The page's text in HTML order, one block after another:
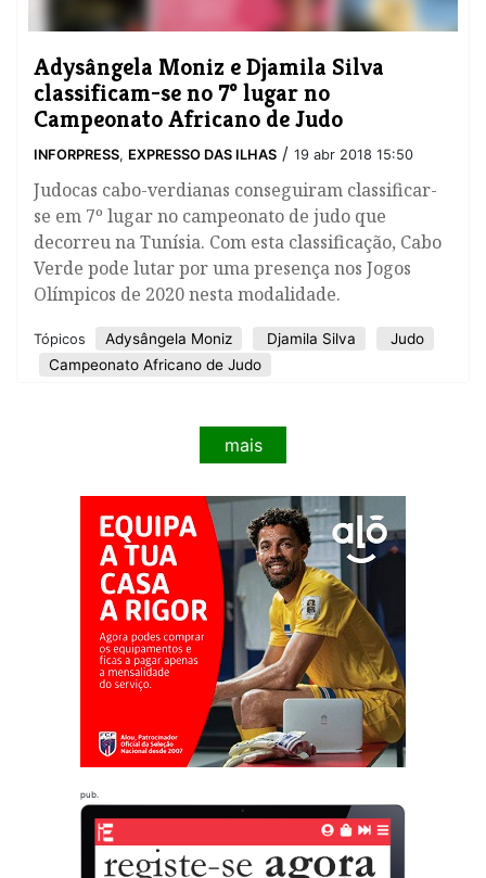
Adysângela Moniz e Djamila Silva
classificam-se no 7º lugar no
Campeonato Africano de Judo
INFORPRESS, EXPRESSO DAS ILHAS / 19 abr 2018 15:50
Judocas cabo-verdianas conseguiram classificar-
se em 7º lugar no campeonato de judo que
decorreu na Tunísia. Com esta classificação, Cabo
Verde pode lutar por uma presença nos Jogos
Olímpicos de 2020 nesta modalidade.
Tópicos Adysângela Moniz Djamila Silva
Judo
Campeonato Africano de Judo
mais
pub.